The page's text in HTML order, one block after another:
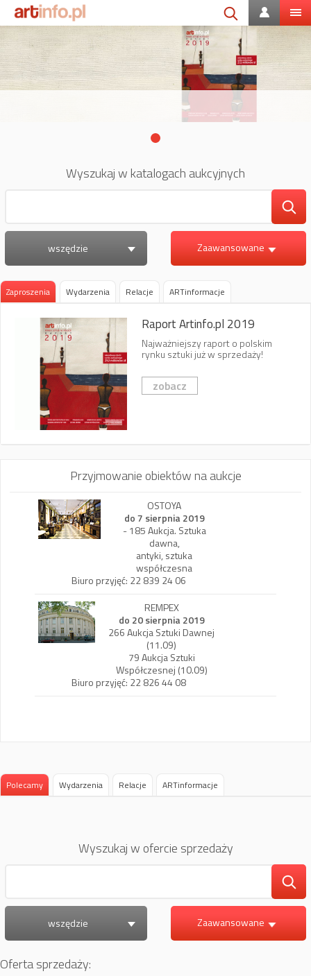
Wyszukaj w katalogach aukcyjnych
wszędzie Zaawansowane
Zaproszenia Wydarzenia Relacje ARTinformacje
Raport Artinfo.pl 2019
Najważniejszy raport o polskim
rynku sztuki już w sprzedaży!
zobacz
Przyjmowanie obiektów na aukcje
OSTOYA
do 7 sierpnia 2019
- 185 Aukcja. Sztuka
dawna,
antyki, sztuka
współczesna
Biuro przyjęć: 22 839 24 06
REMPEX
do 20 sierpnia 2019
266 Aukcja Sztuki Dawnej
(11.09)
79 Aukcja Sztuki
Współczesnej (10.09)
Biuro przyjęć: 22 826 44 08
Polecamy Wydarzenia Relacje ARTinformacje
Wyszukaj w ofercie sprzedaży
wszędzie Zaawansowane
Oferta sprzedaży: